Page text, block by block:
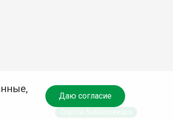
Даю согласие
Спроси библиотекаря